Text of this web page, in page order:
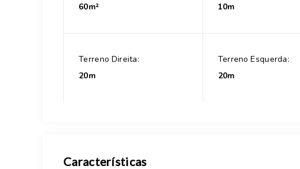
60m²
10m
Terreno Direita:
20m
Terreno Esquerda:
20m
Características